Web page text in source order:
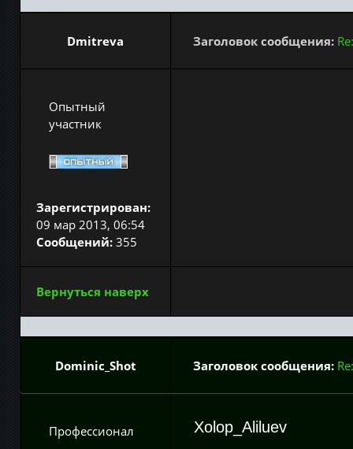
Dmitreva Заголовок сообщения:
Опытный
участник
Зарегистрирован:
09 мар 2013, 06:54
Сообщений: 355
Вернуться наверх
Dominic_Shot Заголовок сообщения:
Профессионал Хolop_Аliluеv